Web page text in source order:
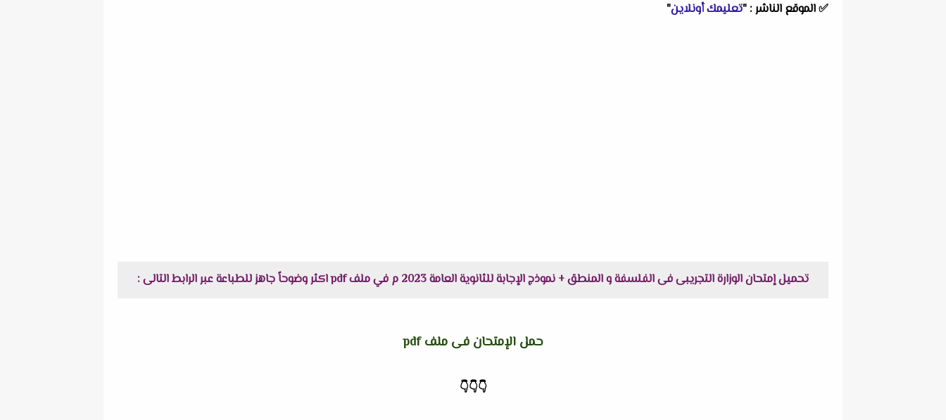
✅الموقع الناشر : "تعليمك أونلاين"
تحميل إمتحان الوزارة التجريبى فى الفلسفة و المنطق + نموذج الإجابة للثانوية العامة 2023 م في ملف pdf اكثر وضوحاً جاهز للطباعة عبر الرابط التالى :
حمل الإمتحان فى ملف pdf
👇
👇
👇